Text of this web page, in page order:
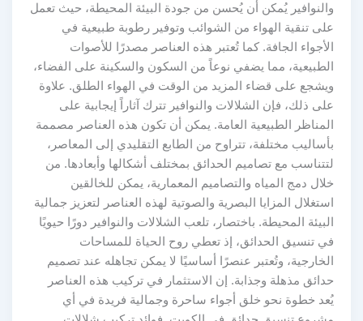
والنوافير يُمكن أن يُحسن من جودة البيئة المحيطة، حيث تعمل
على تنقية الهواء من الشوائب وتوفير رطوبة طبيعية في
الأجواء الجافة. كما تُعتبر هذه العناصر مصدرًا للأصوات
الطبيعية، مما يضفي نوعاً من السكون والسكينة على الفضاء،
ويشجع على قضاء المزيد من الوقت في الهواء الطلق. علاوة
على ذلك، فإن الشلالات والنوافير تترك آثاراً إيجابية على
المناظر الطبيعية العامة. يمكن أن تكون هذه العناصر مصممة
بأساليب مختلفة، تتراوح من الطابع التقليدي إلى المعاصر،
لتتناسب مع تصاميم الحدائق بمختلف أشكالها وأبعادها. من
خلال دمج المياه والتصاميم المعمارية، يمكن للخالقين
استغلال المزايا البصرية والصوتية لهذه العناصر لتعزيز جمالية
البيئة المحيطة. باختصار، تلعب الشلالات والنوافير دورًا حيويًا
في تنسيق الحدائق، إذ تعطي روح الحياة للمساحات
الخارجية، وتُعتبر عنصرًا أساسيًا لا يمكن تجاهله عند تصميم
حدائق مذهلة وجذابة. إن الاستثمار في تركيب هذه العناصر
يُعد خطوة نحو خلق أجواء ساحرة وجمالية فريدة في أي